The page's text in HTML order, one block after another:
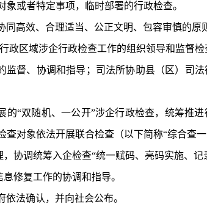
或者特定事项，临时部署的行政检查。
高效、 合理适当、公正文明、包容审慎的原
政区域涉企行政检查工作的组织领导和监督检
督、协调和指导；司法所协助县（区）司
“双随机、一公开”涉企行政检查，统筹推
对象依法开展联合检查（以下简称“综合查一
，协调统筹入企检查“统一赋码、亮码实施、记
修复工作的协调和指导。
依法确认，并向社会公布。